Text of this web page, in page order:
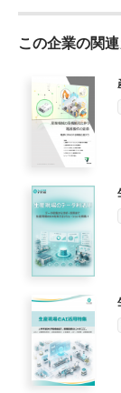
116mm R=141
147mm 377mm
795mm
105mm トゥ・テ
かすだ 日以内）
とされ J6 けで設
ます。 接着 品質
なスクリプト言
116mm R=141
輸送 J2 J1 CR7
147mm 377mm
230mm 116mm
795mm
トローラーま
±0.03 mm
IP54 J5 J4 動作
力 120W 150W
ABSプラスチッ
www.dobot-
linkedin.com/
CR16
688.5mm
557mm
363mm 125mm
1223mm
度 J3/J4/J5/J6
ーフェース AO 0
R=191 mm J3 DI
ーラー 193mm I/
トローラーま
±0.03 mm
力 120W 150W
ABSプラスチッ
www.dobot-
linkedin.com/
CR16
688.5mm
557mm
363mm 125mm
1223mm
この企業の関